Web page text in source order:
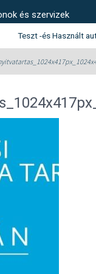
és szervizek
Teszt -és Használt
Használt autó
beszámítás